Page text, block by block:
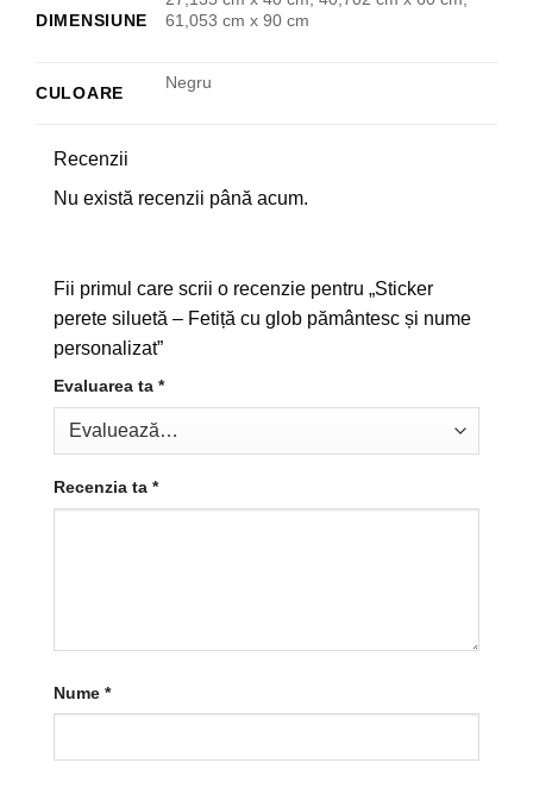
DIMENSIUNE
61,053 cm x 90 cm
CULOARE
Negru
Recenzii
Nu există recenzii până acum.
Fii primul care scrii o recenzie pentru „Sticker
perete siluetă – Fetiță cu glob pământesc și nume
personalizat”
Evaluarea ta *
Recenzia ta *
Nume *